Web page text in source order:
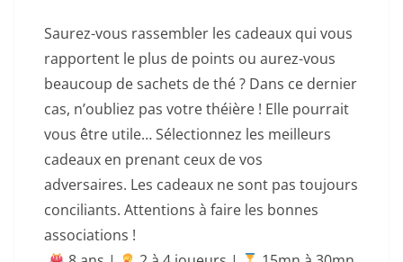
Saurez-vous rassembler les cadeaux qui vous
rapportent le plus de points ou aurez-vous
beaucoup de sachets de thé ? Dans ce dernier
cas, n’oubliez pas votre théière ! Elle pourrait
vous être utile…Sélectionnez les meilleurs
cadeaux en prenant ceux de vos
adversaires. Les cadeaux ne sont pas toujours
conciliants. Attentions à faire les bonnes
associations !